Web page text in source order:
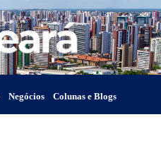
Negócios Colunas e Blogs